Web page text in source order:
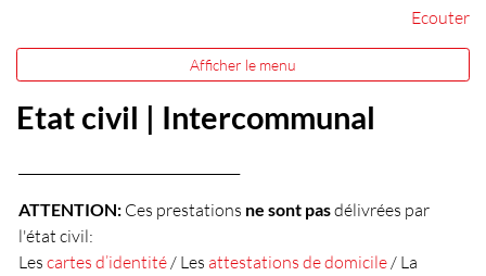
Ecouter
Afficher le menu
Etat civil | Intercommunal
ATTENTION: Ces prestations ne sont pasdélivrées par
l'état civil:
Les cartes d’identité / Les attestations de domicile / La